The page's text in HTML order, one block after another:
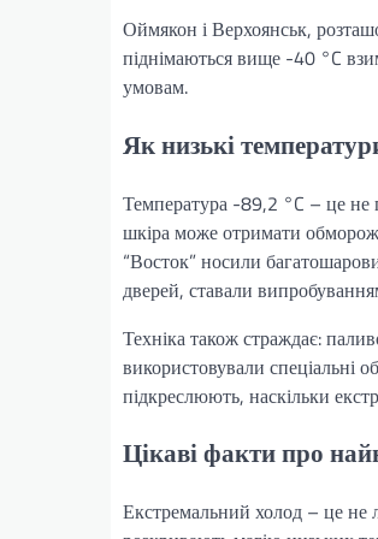
Оймякон і Верхоянськ,
піднімаються вище -40 °C
умовам.
Як низькі
Температура -89,2 °C – це не
шкіра може отримати
“Восток” носили
дверей, ставали
Техніка також страждає:
використовували спеціальні
підкреслюють, наскільки
Цікаві факти про
Екстремальний холод – це не